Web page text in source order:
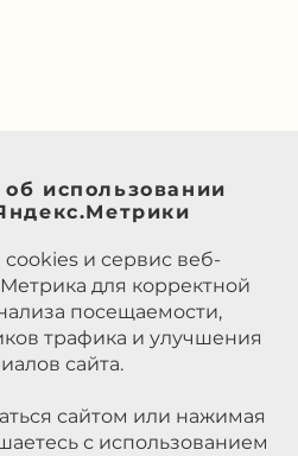
использовании
и сервис веб-
для корректной
посещаемости,
трафика и улучшения
сайта.
сайтом или нажимая
с использованием